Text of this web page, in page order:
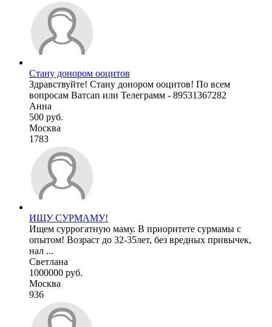
Стану донором ооцитов
Здравствуйте! Стану донором ооцитов! По всем
вопросам Ватсап или Телеграмм - 89531367282
Анна
500 руб.
Москва
1783
ИЩУ СУРМАМУ!
Ищем суррогатную маму. В приоритете сурмамы с
опытом! Возраст до 32-35лет, без вредных привычек,
нал ...
Светлана
1000000 руб.
Москва
936